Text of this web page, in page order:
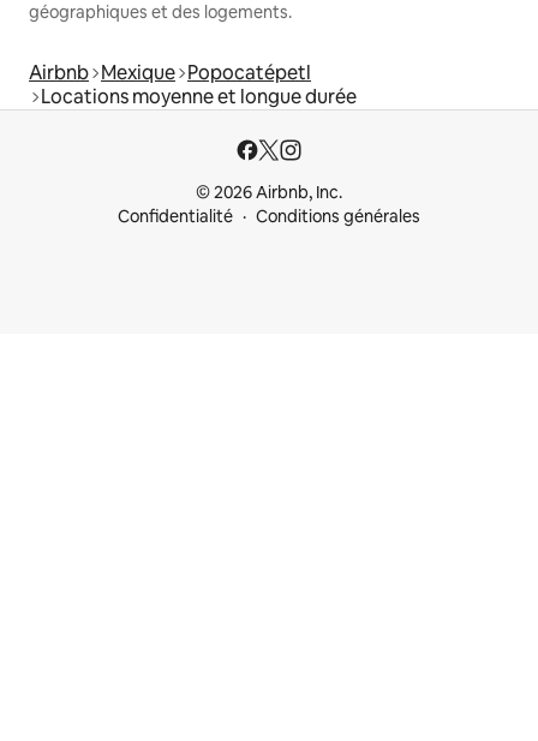
géographiques et des logements.
Airbnb Mexique Popocatépetl
Locations moyenne et longue durée
© 2026 Airbnb, Inc.
Confidentialité
Conditions générales